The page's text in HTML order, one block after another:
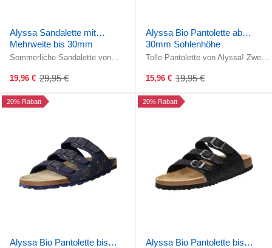
Alyssa Sandalette mit
Mehrweite bis 30mm
Sohlenhöhe
Sommerliche Sandalette von
erlauben einen komfortablen Ein-
und ...
19,96 €
Old
29,95 €
Alyssa Bio Pantolette ab
30mm Sohlenhöhe
Tolle Pantolette von Alyssa! Zwei
ermöglichen ein optimales ...
15,96 €
Old
19,95 €
20% Rabatt
Alyssa Bio Pantolette bis
20% Rabatt
Alyssa Bio Pantolette bis